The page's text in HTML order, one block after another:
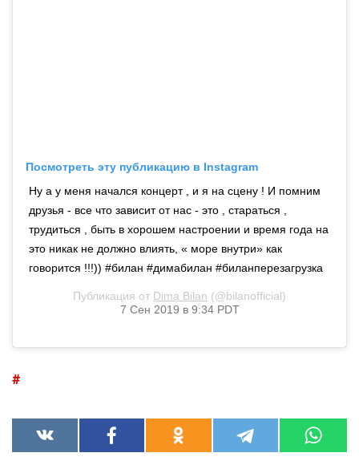
Посмотреть эту публикацию в Instagram
Ну а у меня начался концерт , и я на сцену ! И помним
друзья - все что зависит от нас - это , стараться ,
трудиться , быть в хорошем настроении и время года на
это никак не должно влиять, « море внутри» как
говорится !!!)) #билан #димабилан #биланперезагрузка
Публикация от Dima Bilan (@bilanofficial)
7 Сен 2019 в 9:34 PDT